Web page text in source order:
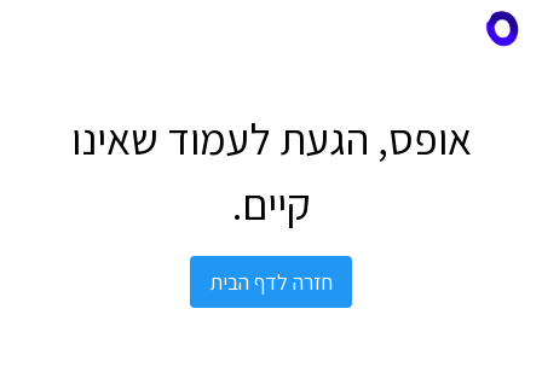
אופס, הגעת לעמוד שאינו
קיים.
חזרה לדף הבית